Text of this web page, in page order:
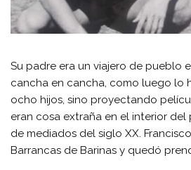
Su padre era un viajero de pueblo
cancha en cancha, como luego lo
ocho hijos, sino proyectando
eran cosa extraña en el interior del
de mediados del siglo XX.
Barrancas de Barinas y quedó